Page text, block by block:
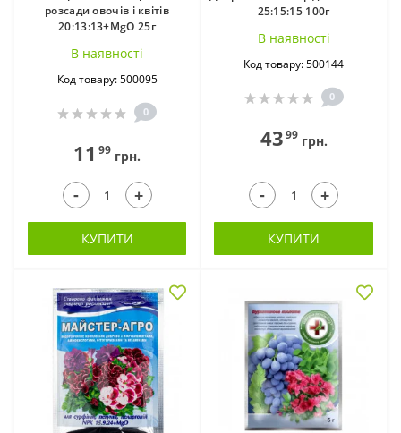
розсади овочів і квітів
20:13:13+MgO 25г
В наявностi
Код товару: 500095
0
11 99 грн.
- +
КУПИТИ
25:15:15 100г
В наявностi
Код товару: 500144
0
4399грн.
- +
КУПИТИ